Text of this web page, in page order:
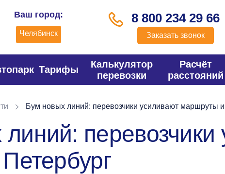
Ваш город:
Челябинск
8 800 234 29 66
Заказать звонок
Тарифы
Калькулятор
перевозки
Расчёт
расстояний
Бум новых линий: перевозчики усиливают маршруты